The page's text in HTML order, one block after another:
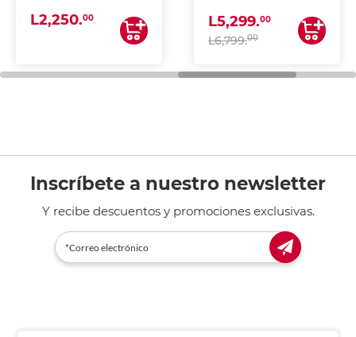
L2,250.00
ESCANEA)
L5,299.00
L6,799.00
Inscríbete a nuestro newsletter
Y recibe descuentos y promociones exclusivas.